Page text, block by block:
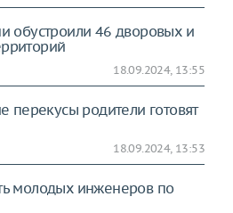
обустроили 46 дворовых и
18.09.2024, 13:55
перекусы родители готовят
18.09.2024, 13:53
молодых инженеров по